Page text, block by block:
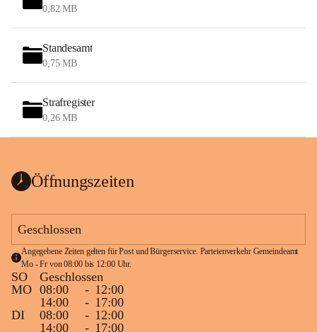
0,82 MB
Standesamt
0,75 MB
Strafregister
0,26 MB
Öffnungszeiten
Geschlossen
Angegebene Zeiten gelten für Post und Bürgerservice. Parteienverkehr Gemeindeamt
Mo - Fr von 08:00 bis 12:00 Uhr.
SO
Geschlossen
MO 08:00 - 12:00
14:00
- 17:00
DI
08:00 - 12:00
14:00
- 17:00